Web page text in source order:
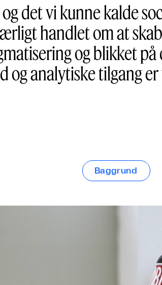
det vi kunne kalde
handlet om at
og blikket
og analytiske tilgang
Baggrund